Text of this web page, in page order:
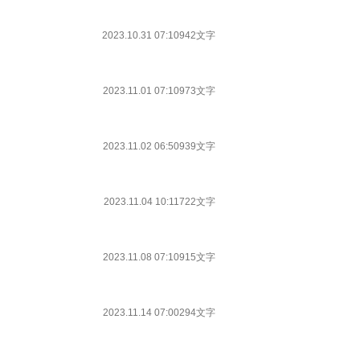
2023.10.31 07:10942文字
2023.11.01 07:10973文字
2023.11.02 06:50939文字
2023.11.04 10:11722文字
2023.11.08 07:10915文字
2023.11.14 07:00294文字